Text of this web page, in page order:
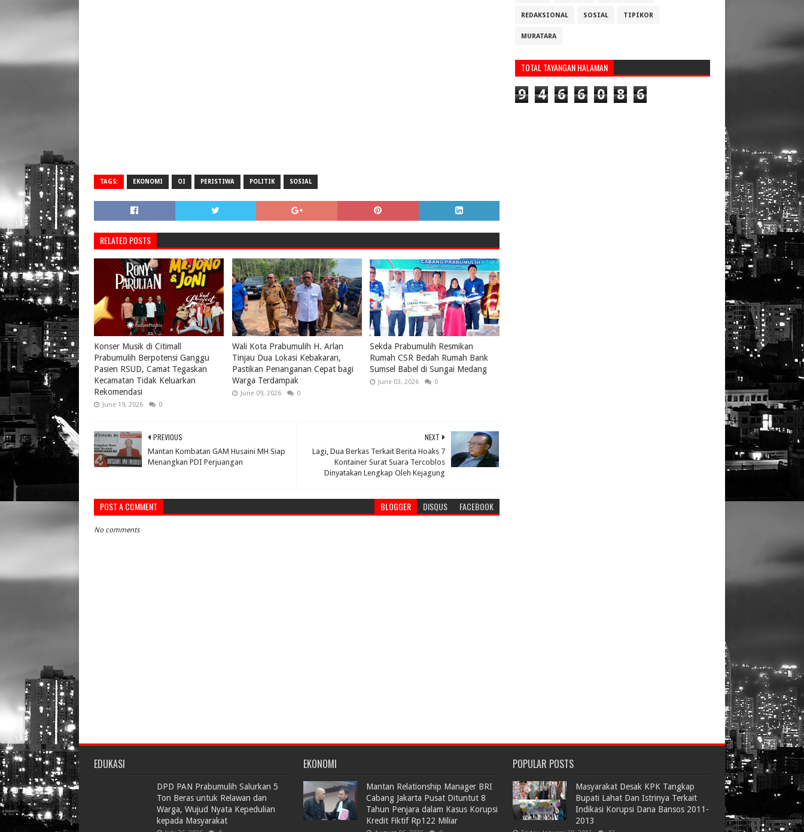
TAGS: EKONOMI OI PERISTIWA POLITIK SOSIAL
RELATED POSTS
Konser Musik di Citimall
Prabumulih Berpotensi Ganggu
Pasien RSUD, Camat Tegaskan
Kecamatan Tidak Keluarkan
Rekomendasi
June 19, 2026 0
Wali Kota Prabumulih H. Arlan
Tinjau Dua Lokasi Kebakaran,
Pastikan Penanganan Cepat bagi
Warga Terdampak
June 09, 2026 0
Sekda Prabumulih Resmikan
Rumah CSR Bedah Rumah Bank
Sumsel Babel di Sungai Medang
June 03, 2026 0
NEXT
Lagi, Dua Berkas Terkait Berita Hoaks 7
Kontainer Surat Suara Tercoblos
Dinyatakan Lengkap Oleh Kejagung
PREVIOUS
Mantan Kombatan GAM Husaini MH Siap
Menangkan PDI Perjuangan
POST A COMMENT BLOGGER DISQUS FACEBOOK
No comments
REDAKSIONAL SOSIAL TIPIKOR
MURATARA
TOTAL TAYANGAN HALAMAN
9 4 6 6 0 8 6
EDUKASI
DPD PAN Prabumulih Salurkan 5
Ton Beras untuk Relawan dan
Warga, Wujud Nyata Kepedulian
kepada Masyarakat
EKONOMI
Mantan Relationship Manager BRI
Cabang Jakarta Pusat Dituntut 8
Tahun Penjara dalam Kasus Korupsi
Kredit Fiktif Rp122 Miliar
POPULAR POSTS
Masyarakat Desak KPK Tangkap
Bupati Lahat Dan Istrinya Terkait
Indikasi Korupsi Dana Bansos 2011-
2013